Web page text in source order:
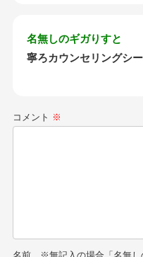
名無しのギガりすと
寧ろカウンセリングシ
コメント ※